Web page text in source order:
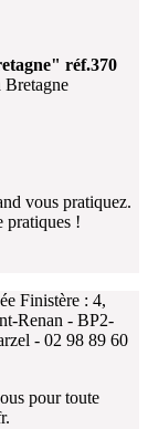
réf.370
Bretagne
vous pratiquez.
pratiques !
Finistère : 4,
Renan - BP2-
- 02 98 89 60
pour toute